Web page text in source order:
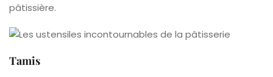
pâtissière.
Tamis